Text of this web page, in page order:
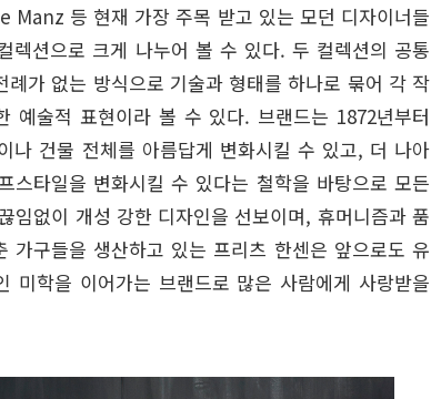
등 현재 가장 주목 받고 있는 모던 디자이너들
션으로 크게 나누어 볼 수 있다. 두 컬렉션의 공통
가 없는 방식으로 기술과 형태를 하나로 묶어 각 작
예술적 표현이라 볼 수 있다. 브랜드는 1872년부터
나 건물 전체를 아름답게 변화시킬 수 있고, 더 나아
스타일을 변화시킬 수 있다는 철학을 바탕으로 모든
임없이 개성 강한 디자인을 선보이며, 휴머니즘과 품
가구들을 생산하고 있는 프리츠 한센은 앞으로도 유
미학을 이어가는 브랜드로 많은 사람에게 사랑받을